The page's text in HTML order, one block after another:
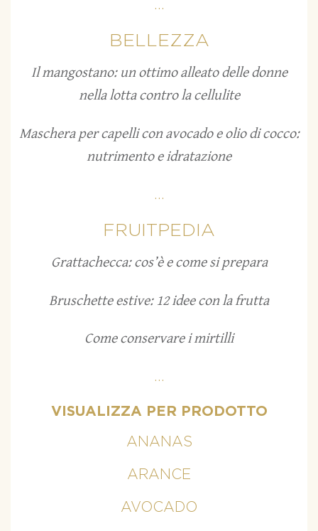
...
BELLEZZA
Il mangostano: un ottimo alleato delle donne
nella lotta contro la cellulite
Maschera per capelli con avocado e olio di cocco:
nutrimento e idratazione
...
FRUITPEDIA
Grattachecca: cos’è e come si prepara
Bruschette estive: 12 idee con la frutta
Come conservare i mirtilli
...
VISUALIZZA PER PRODOTTO
ANANAS
ARANCE
AVOCADO